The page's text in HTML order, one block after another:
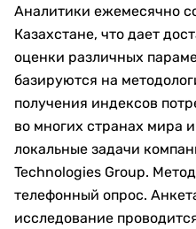
Аналитики ежемесячно
Казахстане, что дает
оценки различных
базируются на
получения индексов
во многих странах мира
локальные задачи
Technologies Group.
телефонный опрос.
исследование